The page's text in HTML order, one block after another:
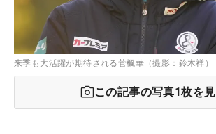
来季も大活躍が期待される菅楓華（撮影：鈴木祥）
この記事の写真1枚を